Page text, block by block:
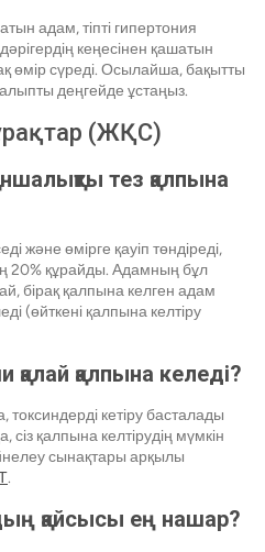
адам, тіпті гипертония
кеңесінен қашатын
өмір сүреді. Осылайша, бақытты
деңгейде ұстаңыз.
(ЖҚС)
тез қалпына
және өмірге қауіп төндіреді,
20% құрайды. Адамның бұл
бірақ қалпына келген адам
(өйткені қалпына келтіру
қалпына келеді?
токсиндерді кетіру басталады
қалпына келтірудің мүмкін
сынақтары арқылы
.
қайсысы ең нашар?